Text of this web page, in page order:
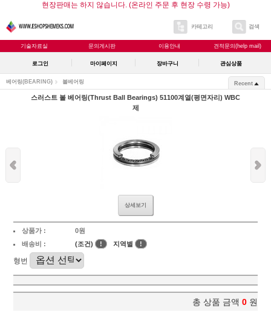
현장판매는 하지 않습니다. (온라인 주문 후 현장 수령 가능)
카테고리 검색
기술자료실 문의게시판 이용안내 견적문의(help mail)
로그인 마이페이지 장바구니 관심상품
베어링(BEARING) 볼베어링 Recent
스러스트 볼 베어링(Thrust Ball Bearings) 51100계열(평면자리) WBC
제
상세보기
상품가 :
0원
배송비 :
(조건) ! 지역별 !
형번
총 상품 금액 0 원